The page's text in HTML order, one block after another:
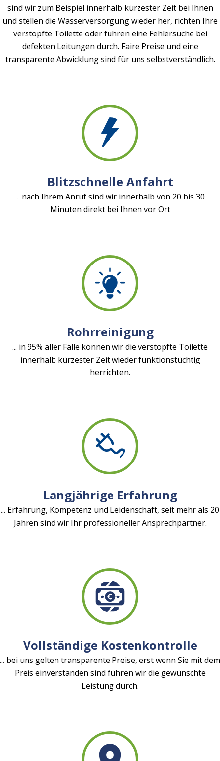
sind wir zum Beispiel innerhalb kürzester Zeit bei Ihnen
und stellen die Wasserversorgung wieder her, richten Ihre
verstopfte Toilette oder führen eine Fehlersuche bei
defekten Leitungen durch. Faire Preise und eine
transparente Abwicklung sind für uns selbstverständlich.
Blitzschnelle Anfahrt
... nach Ihrem Anruf sind wir innerhalb von 20 bis 30
Minuten direkt bei Ihnen vor Ort
Rohrreinigung
... in 95% aller Fälle können wir die verstopfte Toilette
innerhalb kürzester Zeit wieder funktionstüchtig
herrichten.
Langjährige Erfahrung
... Erfahrung, Kompetenz und Leidenschaft, seit mehr als 20
Jahren sind wir Ihr professioneller Ansprechpartner.
Vollständige Kostenkontrolle
... bei uns gelten transparente Preise, erst wenn Sie mit dem
Preis einverstanden sind führen wir die gewünschte
Leistung durch.